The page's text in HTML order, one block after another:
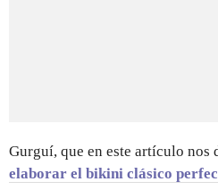
Gurguí, que en este artículo nos
elaborar el bikini clásico